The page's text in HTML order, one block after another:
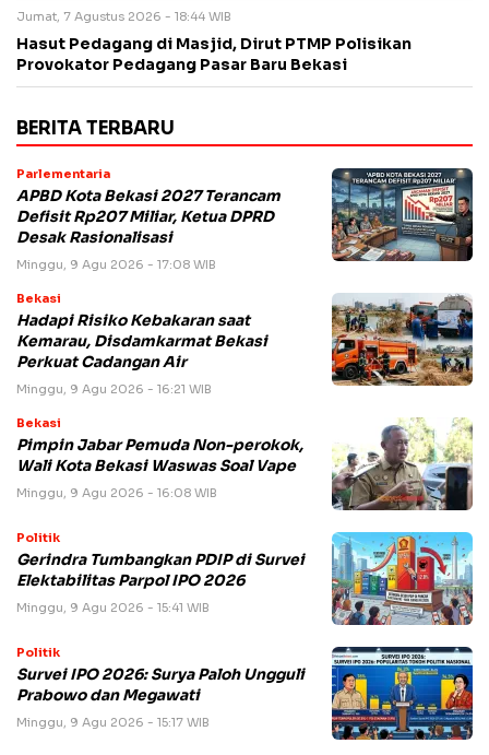
Jumat, 7 Agustus 2026 - 18:44 WIB
Hasut Pedagang di Masjid, Dirut PTMP Polisikan
Provokator Pedagang Pasar Baru Bekasi
BERITA TERBARU
Parlementaria
APBD Kota Bekasi 2027 Terancam
Defisit Rp207 Miliar, Ketua DPRD
Desak Rasionalisasi
Minggu, 9 Agu 2026 - 17:08 WIB
Bekasi
Hadapi Risiko Kebakaran saat
Kemarau, Disdamkarmat Bekasi
Perkuat Cadangan Air
Minggu, 9 Agu 2026 - 16:21 WIB
Bekasi
Pimpin Jabar Pemuda Non-perokok,
Wali Kota Bekasi Waswas Soal Vape
Minggu, 9 Agu 2026 - 16:08 WIB
Politik
Gerindra Tumbangkan PDIP di Survei
Elektabilitas Parpol IPO 2026
Minggu, 9 Agu 2026 - 15:41 WIB
Politik
Survei IPO 2026: Surya Paloh Ungguli
Prabowo dan Megawati
Minggu, 9 Agu 2026 - 15:17 WIB